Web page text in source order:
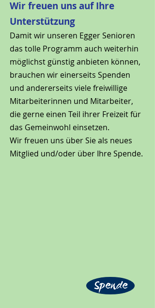
Wir freuen uns auf Ihre
Unterstützung
Damit wir unseren Egger Senioren
das tolle Programm auch weiterhin
möglichst günstig anbieten können,
brauchen wir einerseits Spenden
und andererseits viele freiwillige
Mitarbeiterinnen und Mitarbeiter,
die gerne einen Teil ihrer Freizeit für
das Gemeinwohl einsetzen.
Wir freuen uns über Sie als neues
Mitglied und/oder über Ihre Spende.
Spende